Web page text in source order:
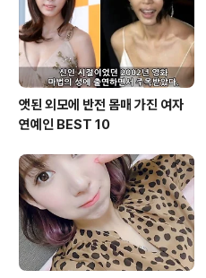
기 이상이 구축됨에 따라 충전시설에 대한
이 필요한 상황였다. 기존 충전시설 통합 ..
앳된 외모에 반전 몸매 가진 여자
연예인 BEST 10